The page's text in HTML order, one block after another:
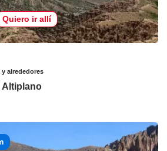
Quiero ir allí
y alrededores
Altiplano